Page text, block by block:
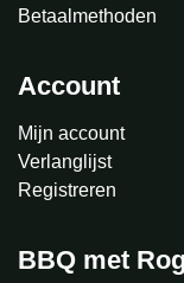
Betaalmethoden
Account
Mijn account
Verlanglijst
Registreren
BBQ met